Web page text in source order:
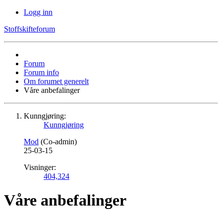
Logg inn
Stoffskifteforum
Forum
Forum info
Om forumet generelt
Våre anbefalinger
Kunngjøring:
Kunngjøring
Mod (Co-admin)
25-03-15
Visninger:
404,324
Våre anbefalinger